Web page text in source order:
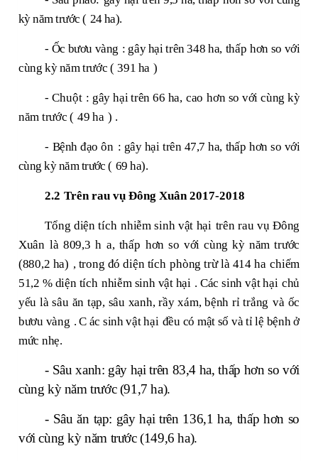
kỳ năm trước ( 24ha).
- Ốc bươu vàng : gây hại trên348 ha, thấp hơn so với
cùng kỳ nămtrước ( 391 ha )
-Chuột : gây hại trên66 ha, cao hơn so với cùng kỳ
năm trước ( 49 ha ) .
- Bệnh đạo ôn : gây hại trên 47,7ha, thấphơn so với
cùng kỳ năm trước ( 69ha).
2.2 Trên rauvụ Đông Xuân 2017-2018
Tổng diện tích nhiễmsinh vật hại trên rauvụ Đông
Xuân là 809,3 h a, thấp hơn so với cùng kỳ năm trước
(880,2 ha) , trong đódiện tích phòng trừ là 414 ha chiếm
51,2 % diện tích nhiễm sinh vật hại . Cácsinh vật hại chủ
yếu là sâu ăn tạp, sâu xanh, rầy xám, bệnh rỉ trắng và ốc
bươu vàng . C ác sinh vật hại đều có mật số và tỉ lệ bệnh ở
mức nhẹ.
- Sâu xanh: gây hại trên 83,4 ha, thấp hơn so với
cùng kỳ năm trước (91,7 ha).
- Sâu ăn tạp: gây hại trên 136,1 ha, thấp hơn so
với cùng kỳ năm trước (149,6 ha).